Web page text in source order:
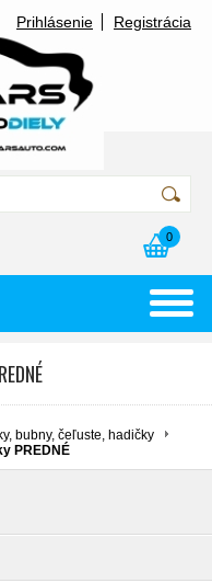
Prihlásenie Registrácia
0
bubny, čeľuste, hadičky
PREDNÉ